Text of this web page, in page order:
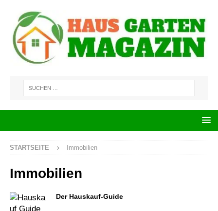
STARTSEITE Immobilien
Immobilien
Der Hauskauf-Guide